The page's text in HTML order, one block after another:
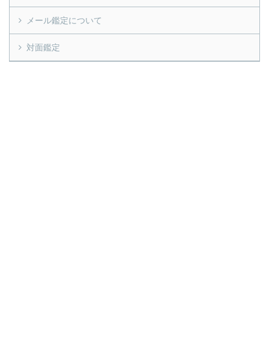
メール鑑定について
対面鑑定